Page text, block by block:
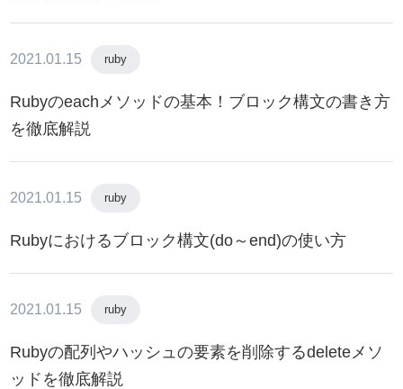
2021.01.15 ruby
Rubyのeachメソッドの基本！ブロック構文の書き方
を徹底解説
2021.01.15 ruby
Rubyにおけるブロック構文(do～end)の使い方
2021.01.15 ruby
Rubyの配列やハッシュの要素を削除するdeleteメソ
ッドを徹底解説